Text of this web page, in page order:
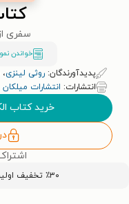
سفری
خواندن
پدیدآورندگان: روثی لینزی،
انتشارات: انتشارات میلکان
خرید کتاب
٪۳۰ تخفیف اولین خرید کتاب با کد